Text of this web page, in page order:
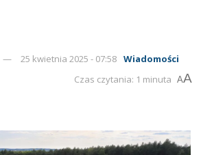
25 kwietnia 2025 - 07:58 Wiadomości
Czas czytania: 1 minuta AA